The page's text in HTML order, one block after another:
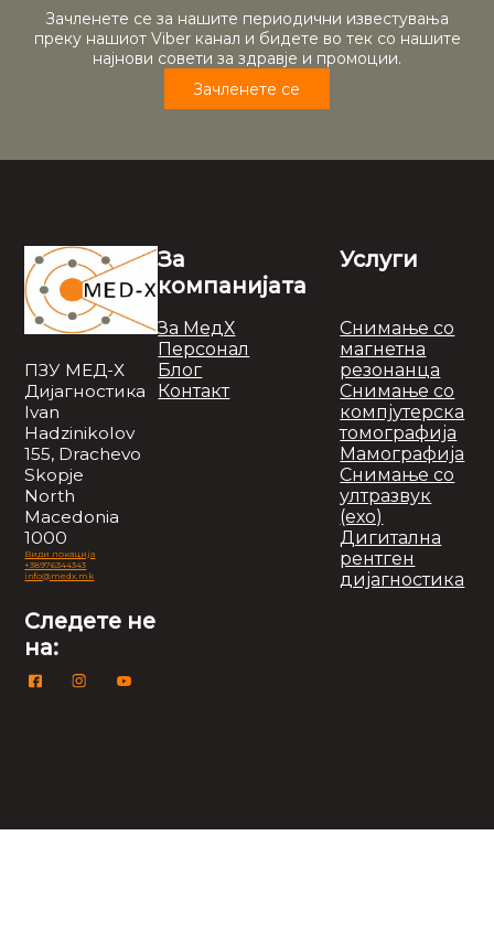
Зачленете се за нашите периодични известувања
преку нашиот Viber канал и бидете во тек со нашите
најнови совети за здравје и промоции.
Зачленете се
ПЗУ МЕД-Х
Дијагностика
Ivan
Hadzinikolov
155, Drachevo
Skopje
North
Macedonia
1000
Види локација
+38976344343
info@medx.mk
Следете не
на:
За
компанијата
За МедХ
Персонал
Блог
Контакт
Услуги
Снимање со
магнетна
резонанца
Снимање со
компјутерска
томографија
Мамографија
Снимање со
ултразвук
(ехо)
Дигитална
рентген
дијагностика